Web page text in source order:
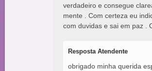
verdadeiro e consegue
mente . Com certeza eu
com duvidas e sai em paz .
Resposta Atendente
obrigado minha querida